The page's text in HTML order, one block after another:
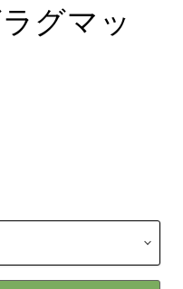
グマッ